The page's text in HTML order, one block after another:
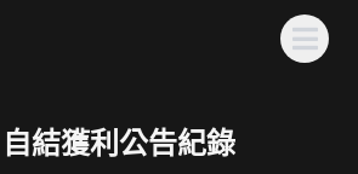
結獲利公告紀錄